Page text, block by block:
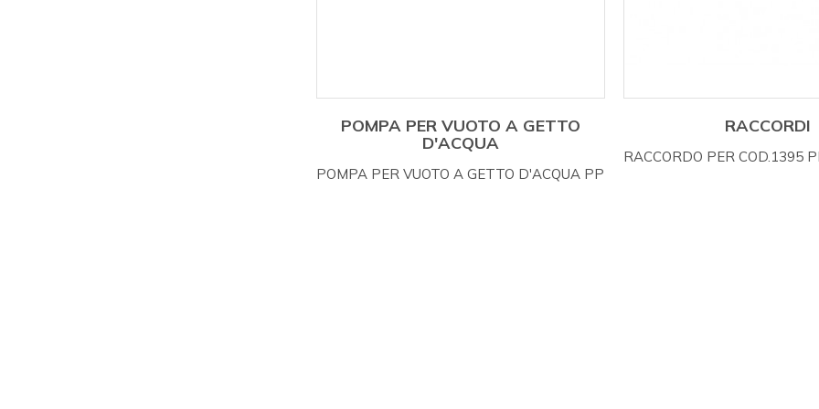
POMPA PER VUOTO A GETTO
D'ACQUA
POMPA PER VUOTO A GETTO D'ACQUA PP
RACCORDI
RACCORDO PER COD.1395